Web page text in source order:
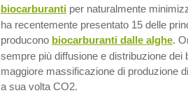
biocarburanti per naturalmente
ha recentemente presentato 15 delle
producono biocarburanti dalle alghe.
sempre più diffusione e distribuzione dei
maggiore massificazione di produzione
a sua volta CO2.